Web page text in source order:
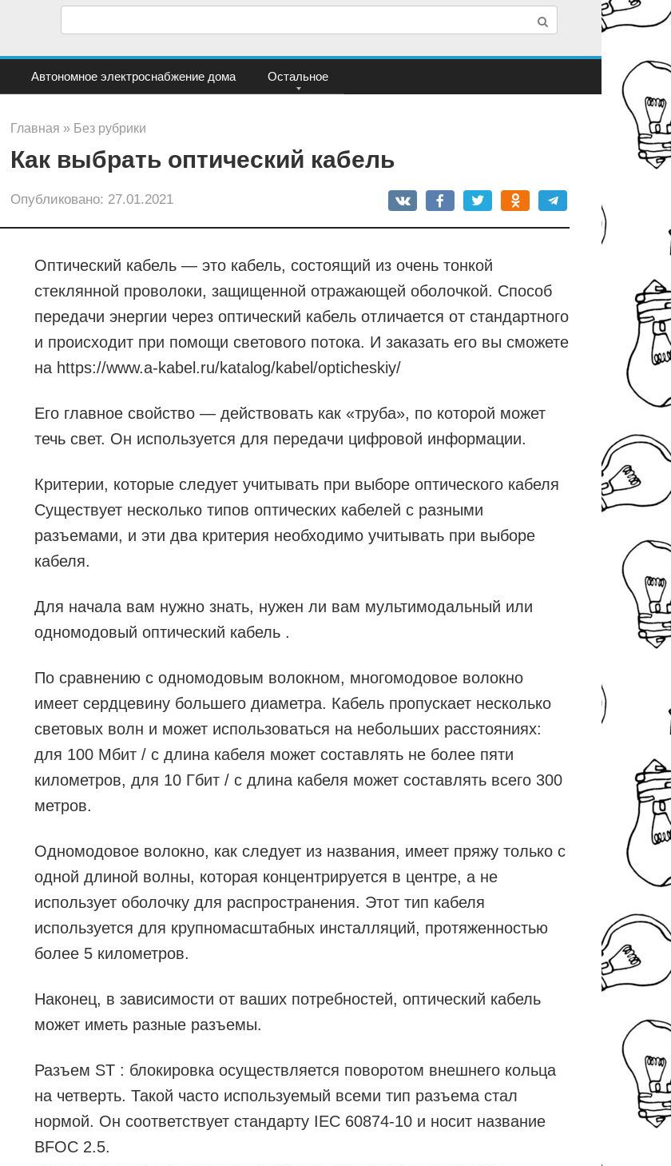
с
Автономное электроснабжение дома Остальное
Главная » Без рубрики
Как выбрать оптический кабель
Опубликовано: 27.01.2021
Оптический кабель — это кабель, состоящий из очень тонкой
стеклянной проволоки, защищенной отражающей оболочкой. Способ
передачи энергии через оптический кабель отличается от стандартного
и происходит при помощи светового потока. И заказать его вы сможете
на https://www.a-kabel.ru/katalog/kabel/opticheskiy/
Его главное свойство — действовать как «труба», по которой может
течь свет. Он используется для передачи цифровой информации.
Критерии, которые следует учитывать при выборе оптического кабеля
Существует несколько типов оптических кабелей с разными
разъемами, и эти два критерия необходимо учитывать при выборе
кабеля.
Для начала вам нужно знать, нужен ли вам мультимодальный или
одномодовый оптический кабель .
По сравнению с одномодовым волокном, многомодовое волокно
имеет сердцевину большего диаметра. Кабель пропускает несколько
световых волн и может использоваться на небольших расстояниях:
для 100 Мбит / с длина кабеля может составлять не более пяти
километров, для 10 Гбит / с длина кабеля может составлять всего 300
метров.
Одномодовое волокно, как следует из названия, имеет пряжу только с
одной длиной волны, которая концентрируется в центре, а не
использует оболочку для распространения. Этот тип кабеля
используется для крупномасштабных инсталляций, протяженностью
более 5 километров.
Наконец, в зависимости от ваших потребностей, оптический кабель
может иметь разные разъемы.
Разъем ST : блокировка осуществляется поворотом внешнего кольца
на четверть. Такой часто используемый всеми тип разъема стал
нормой. Он соответствует стандарту IEC 60874-10 и носит название
BFOC 2.5.